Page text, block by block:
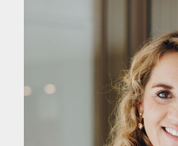
EIGEN NVM MAKELAAR
Vrieling Makelaars behartigt
partij. Ons advies bij het
dan ook om je eigen NVM-